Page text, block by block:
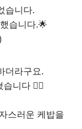
습니다.
습니다.🌟
더라구요.
니다 🏃‍♂️
스러운 케밥을